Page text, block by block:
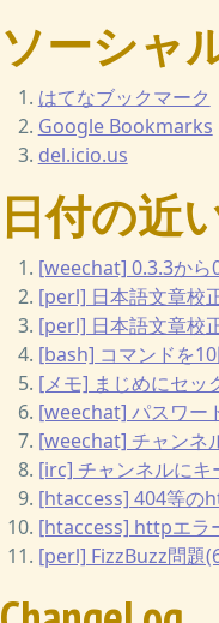
ソーシャ
はてなブックマーク
Google Bookmarks
del.icio.us
日付の近
[weechat] 0.3.3から
[perl] 日本語文章校
[perl] 日本語文章校
[bash] コマンドを
[メモ] まじめにセッ
[weechat] パスワー
[weechat] チャンネ
[irc] チャンネルにキ
[htaccess] 404等の
[htaccess] httpエラ
[perl] FizzBuzz問題